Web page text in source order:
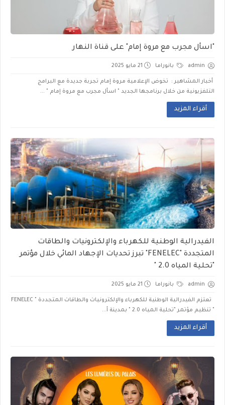
"اسأل مجرب مع مروة إمام" على قناة النهار
admin بانوراما 21 مايو 2025
أخبار المشاهير : تخوض الإعلامية مروة إمام تجربة جديدة مع البرامج
التلفزيونية من خلال برنامجها الجديد " اسأل مجرب مع مروة إمام " ...
أقراء المزيد
الفيدرالية الوطنية للكهرباء والإلكترونيات والطاقات
المتجددة "FENELEC" تبرز تحديات الإجهاد المائي خلال مؤتمر
"تحلية المياه 2.0 "
admin بانوراما 21 مايو 2025
تعتزم الفيدرالية الوطنية للكهرباء والإلكترونيات والطاقات المتجددة " FENELEC
" تنظيم مؤتمر "تحلية المياه 2.0 " بمدينة أ...
أقراء المزيد